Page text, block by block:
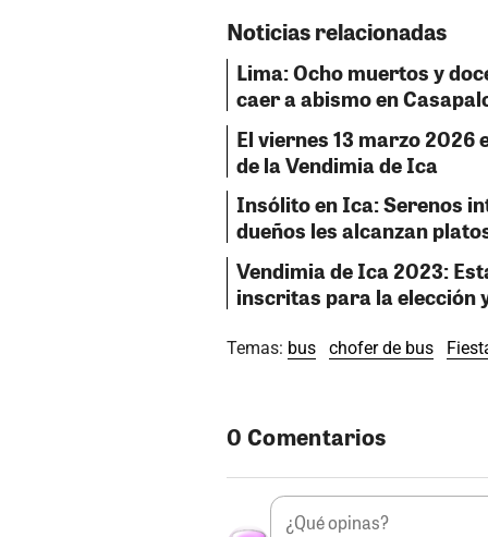
Noticias relacionadas
Lima: Ocho muertos y
caer a abismo en
El viernes 13 marzo 2026
de la Vendimia de Ica
Insólito en Ica: Serenos
dueños les alcanzan
Vendimia de Ica 2023:
inscritas para la elección
Temas: bus chofer de bus
0 Comentarios